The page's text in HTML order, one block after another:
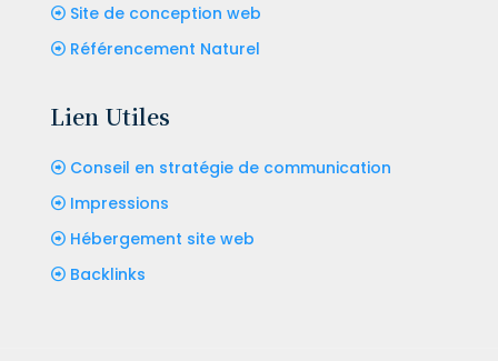
Site de conception web
Référencement Naturel
Lien Utiles
Conseil en stratégie de communication
Impressions
Hébergement site web
Backlinks